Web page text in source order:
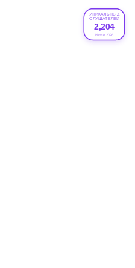
УНИКАЛЬНЫХ
СЛУШАТЕЛЕЙ
2,204
Июле 2026